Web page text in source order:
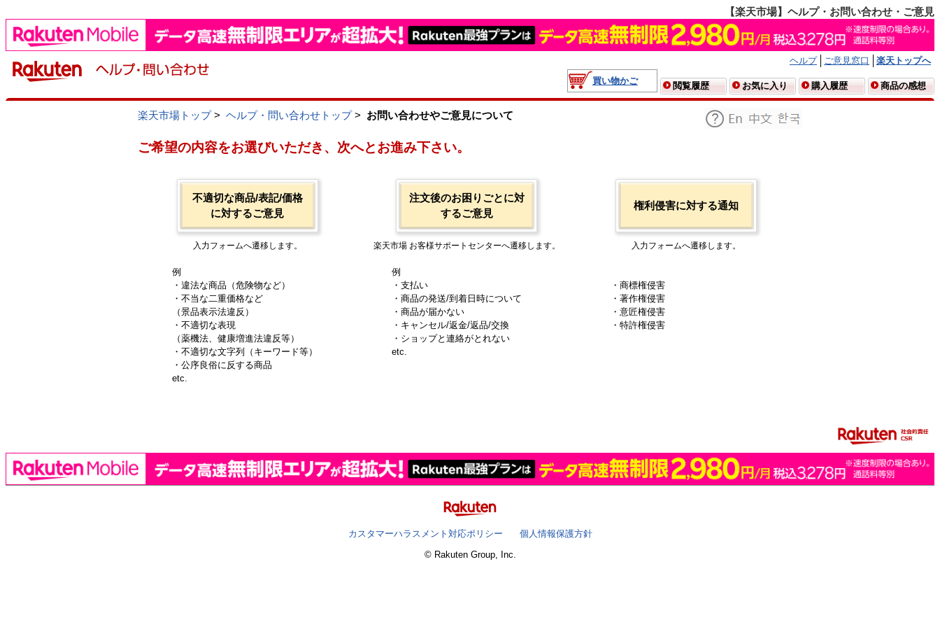
【楽天市場】ヘルプ・お問い合わせ・ご意見
ヘルプ ご意見窓口
楽天トップへ
買い物かご
閲覧履歴 お気に入り 購入履歴 商品の感想
楽天市場トップ> ヘルプ・問い合わせトップ> お問い合わせやご意見について
ご希望の内容をお選びいただき、次へとお進み下さい。
不適切な商品/表記/価格
に対するご意見
入力フォームへ遷移します。
例
・違法な商品（危険物など）
・不当な二重価格など
（景品表示法違反）
・不適切な表現
（薬機法、健康増進法違反等）
・不適切な文字列（キーワード等）
・公序良俗に反する商品
etc.
注文後のお困りごとに対
するご意見
楽天市場 お客様サポートセンターへ遷移します。
例
・支払い
・商品の発送/到着日時について
・商品が届かない
・キャンセル/返金/返品/交換
・ショップと連絡がとれない
etc.
権利侵害に対する通知
入力フォームへ遷移します。
・商標権侵害
・著作権侵害
・意匠権侵害
・特許権侵害
カスタマーハラスメント対応ポリシー
個人情報保護方針
© Rakuten Group, Inc.